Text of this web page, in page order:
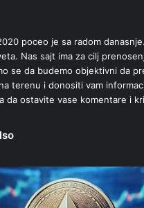
poceo je sa radom
Nas sajt ima za cilj
se da budemo objektivni da
terenu i donositi vam
da ostavite vase komentare i